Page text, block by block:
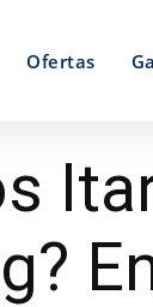
Ofertas